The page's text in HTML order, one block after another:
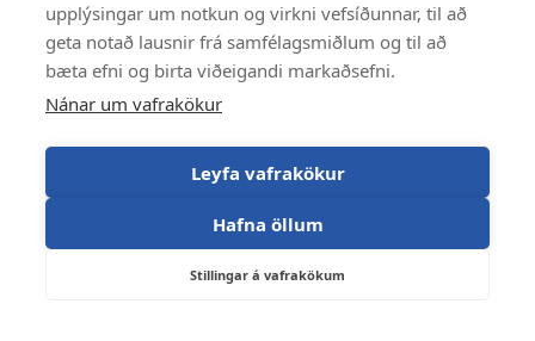
upplýsingar um notkun og virkni vefsíðunnar, til að
geta notað lausnir frá samfélagsmiðlum og til að
bæta efni og birta viðeigandi markaðsefni.
Nánar um vafrakökur
Leyfa vafrakökur
Hafna öllum
Stillingar á vafrakökum
Strætisvagnar:
Númer 11 stansar við Háaleitisbraut.
Númer 2, 5, 15 og 17 stansa við Suðurlandsbraut.